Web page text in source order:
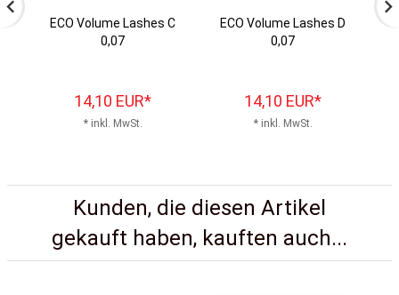
ECO Volume Lashes C
0,07
14,10 EUR*
* inkl. MwSt.
ECO Volume Lashes D
0,07
14,10 EUR*
* inkl. MwSt.
Kunden, die diesen Artikel
gekauft haben, kauften auch...